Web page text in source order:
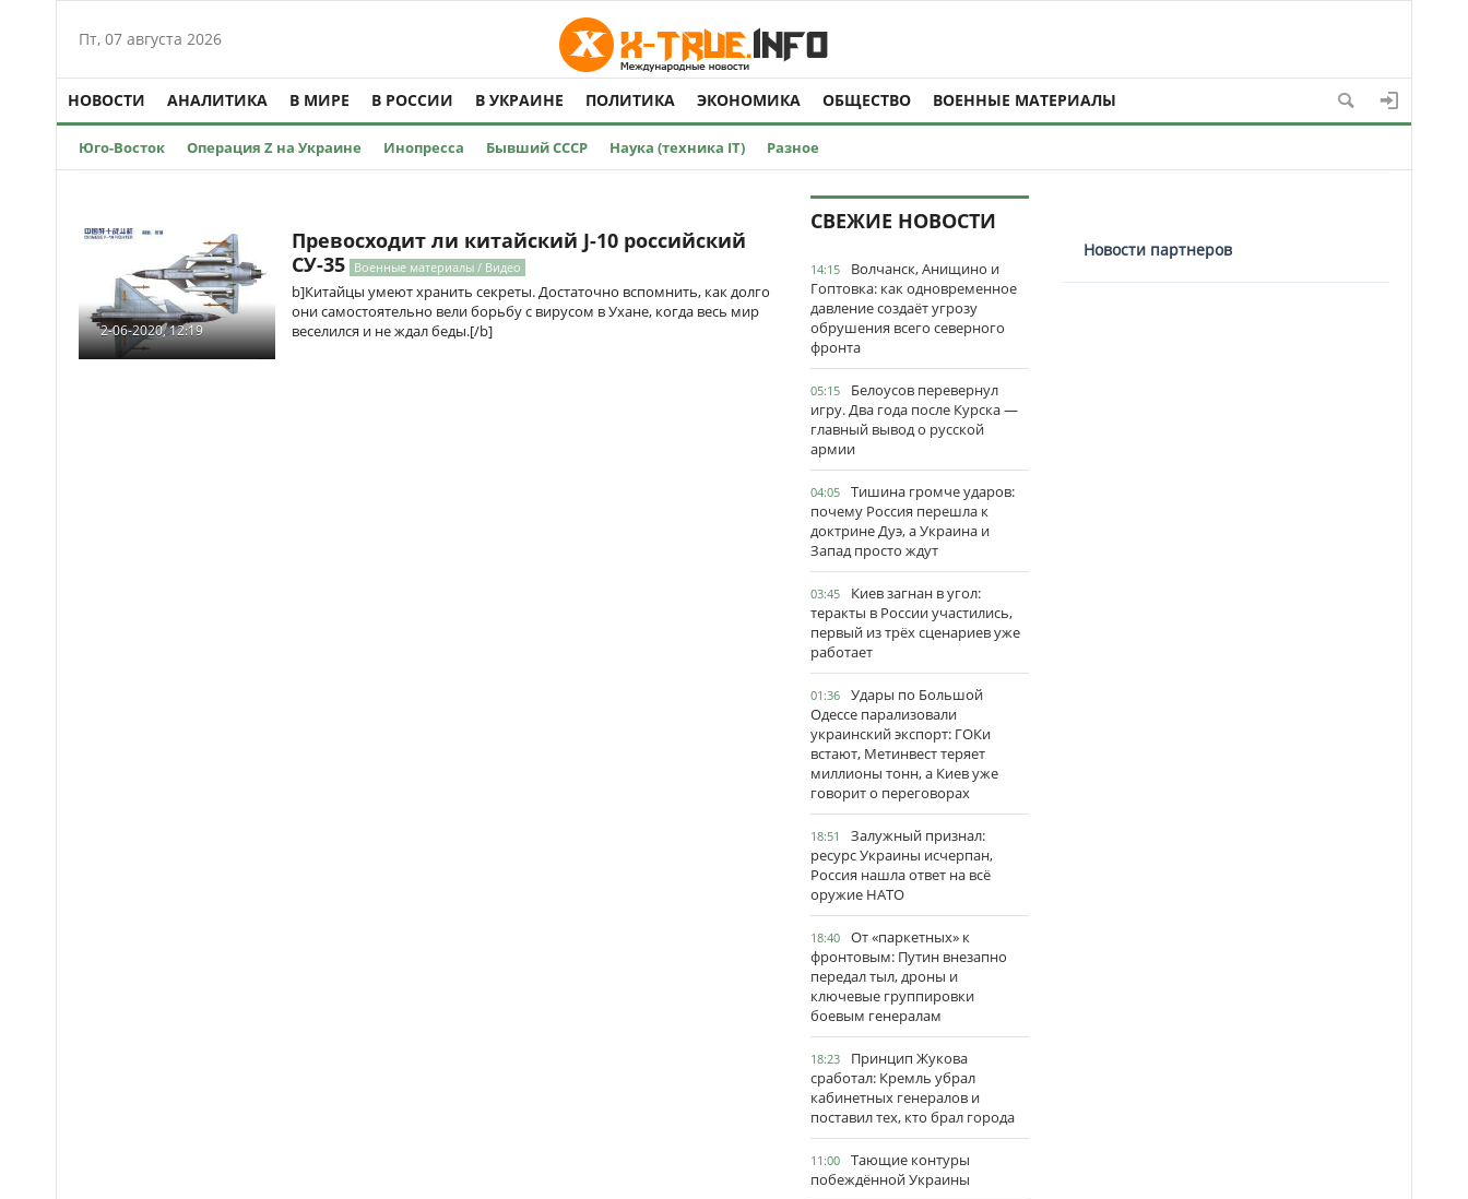
Пт, 07 августа 2026
НОВОСТИ АНАЛИТИКА В МИРЕ В РОССИИ В УКРАИНЕ ПОЛИТИКА ЭКОНОМИКА ОБЩЕСТВО ВОЕННЫЕ МАТЕРИАЛЫ
Юго-Восток Операция Z на Украине Инопресса Бывший СССР Наука (техника IT) Разное
2-06-2020, 12:19
Превосходит ли китайский J-10 российский
СУ-35 Военные материалы / Видео
b]Китайцы умеют хранить секреты. Достаточно вспомнить, как долго
они самостоятельно вели борьбу с вирусом в Ухане, когда весь мир
веселился и не ждал беды.[/b]
СВЕЖИЕ НОВОСТИ
14:15
Волчанск, Анищино и
Гоптовка: как одновременное
давление создаёт угрозу
обрушения всего северного
фронта
05:15
Белоусов перевернул
игру. Два года после Курска —
главный вывод о русской
армии
04:05
Тишина громче ударов:
почему Россия перешла к
доктрине Дуэ, а Украина и
Запад просто ждут
03:45
Киев загнан в угол:
теракты в России участились,
первый из трёх сценариев уже
работает
01:36
Удары по Большой
Одессе парализовали
украинский экспорт: ГОКи
встают, Метинвест теряет
миллионы тонн, а Киев уже
говорит о переговорах
18:51
Залужный признал:
ресурс Украины исчерпан,
Россия нашла ответ на всё
оружие НАТО
18:40
От «паркетных» к
фронтовым: Путин внезапно
передал тыл, дроны и
ключевые группировки
боевым генералам
18:23
Принцип Жукова
сработал: Кремль убрал
кабинетных генералов и
поставил тех, кто брал города
11:00
Тающие контуры
побеждённой Украины
Новости партнеров